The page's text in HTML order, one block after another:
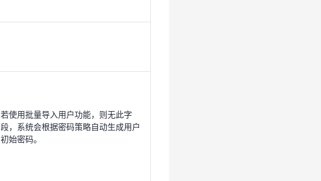
若使用批量导入用户功能，则无此字
若使用批量导入用户功能，则无此字
段，系统会根据密码策略自动生成用户
初始密码。